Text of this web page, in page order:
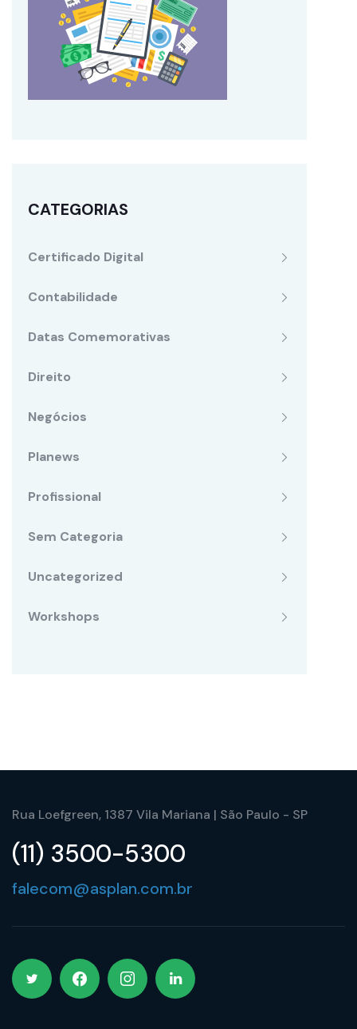
CATEGORIAS
Certificado Digital
Contabilidade
Datas Comemorativas
Direito
Negócios
Planews
Profissional
Sem Categoria
Uncategorized
Workshops
Rua Loefgreen, 1387 Vila Mariana | São Paulo - SP
(11) 3500-5300
falecom@asplan.com.br